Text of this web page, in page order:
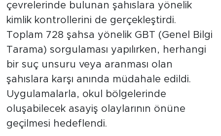
çevrelerinde bulunan şahıslara yönelik
kimlik kontrollerini de gerçekleştirdi.
Toplam 728 şahsa yönelik GBT (Genel Bilgi
Tarama) sorgulaması yapılırken, herhangi
bir suç unsuru veya aranması olan
şahıslara karşı anında müdahale edildi.
Uygulamalarla, okul bölgelerinde
oluşabilecek asayiş olaylarının önüne
geçilmesi hedeflendi.